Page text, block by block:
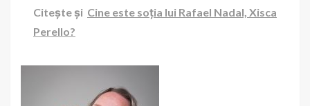
Citește și Cine este soția lui Rafael Nadal, Xisca
Perello?